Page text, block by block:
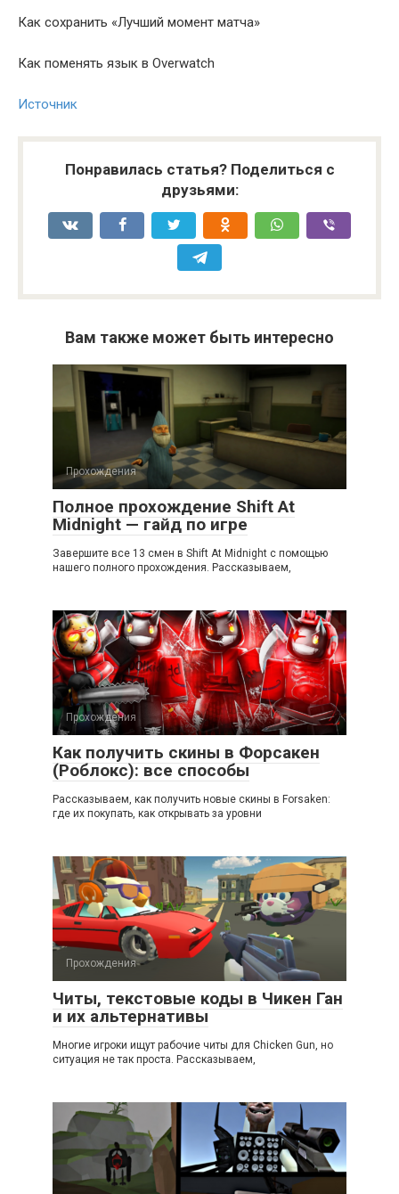
Как сохранить «Лучший момент матча»
Как поменять язык в Overwatch
Источник
Понравилась статья? Поделиться с
друзьями:
Вам также может быть интересно
Прохождения
Полное прохождение Shift At
Midnight — гайд по игре
Завершите все 13 смен в Shift At Midnight с помощью
нашего полного прохождения. Рассказываем,
Прохождения
Как получить скины в Форсакен
(Роблокс): все способы
Рассказываем, как получить новые скины в Forsaken:
где их покупать, как открывать за уровни
Прохождения
Читы, текстовые коды в Чикен Ган
и их альтернативы
Многие игроки ищут рабочие читы для Chicken Gun, но
ситуация не так проста. Рассказываем,